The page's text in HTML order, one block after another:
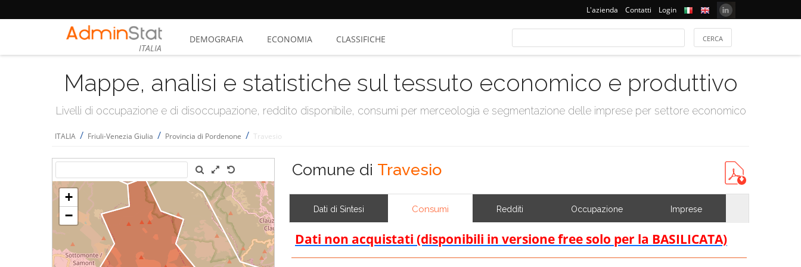
L'azienda Contatti Login
ITALIA
DEMOGRAFIA ECONOMIA CLASSIFICHE
Mappe, analisi e statistiche sul tessuto economico e produttivo
Livelli di occupazione e di disoccupazione, reddito disponibile, consumi per merceologia e segmentazione delle imprese per settore economico
ITALIA / Friuli-Venezia Giulia / Provincia di Pordenone / Travesio
Comune di Travesio
Dati di Sintesi Consumi Redditi Occupazione Imprese
Dati non acquistati (disponibili in versione free solo per la BASILICATA)